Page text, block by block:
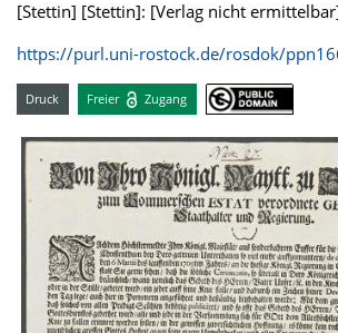
[Stettin] [Stettin]: [Verlag nicht
https://purl.uni-rostock.de/rosdok/
Druck Freier Zugang